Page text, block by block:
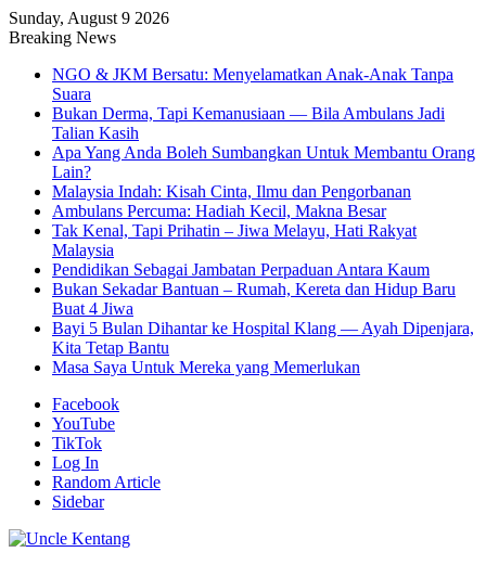
Sunday, August 9 2026
Breaking News
NGO & JKM Bersatu: Menyelamatkan Anak-Anak Tanpa
Suara
Bukan Derma, Tapi Kemanusiaan — Bila Ambulans Jadi
Talian Kasih
Apa Yang Anda Boleh Sumbangkan Untuk Membantu Orang
Lain?
Malaysia Indah: Kisah Cinta, Ilmu dan Pengorbanan
Ambulans Percuma: Hadiah Kecil, Makna Besar
Tak Kenal, Tapi Prihatin – Jiwa Melayu, Hati Rakyat
Malaysia
Pendidikan Sebagai Jambatan Perpaduan Antara Kaum
Bukan Sekadar Bantuan – Rumah, Kereta dan Hidup Baru
Buat 4 Jiwa
Bayi 5 Bulan Dihantar ke Hospital Klang — Ayah Dipenjara,
Kita Tetap Bantu
Masa Saya Untuk Mereka yang Memerlukan
Facebook
YouTube
TikTok
Log In
Random Article
Sidebar